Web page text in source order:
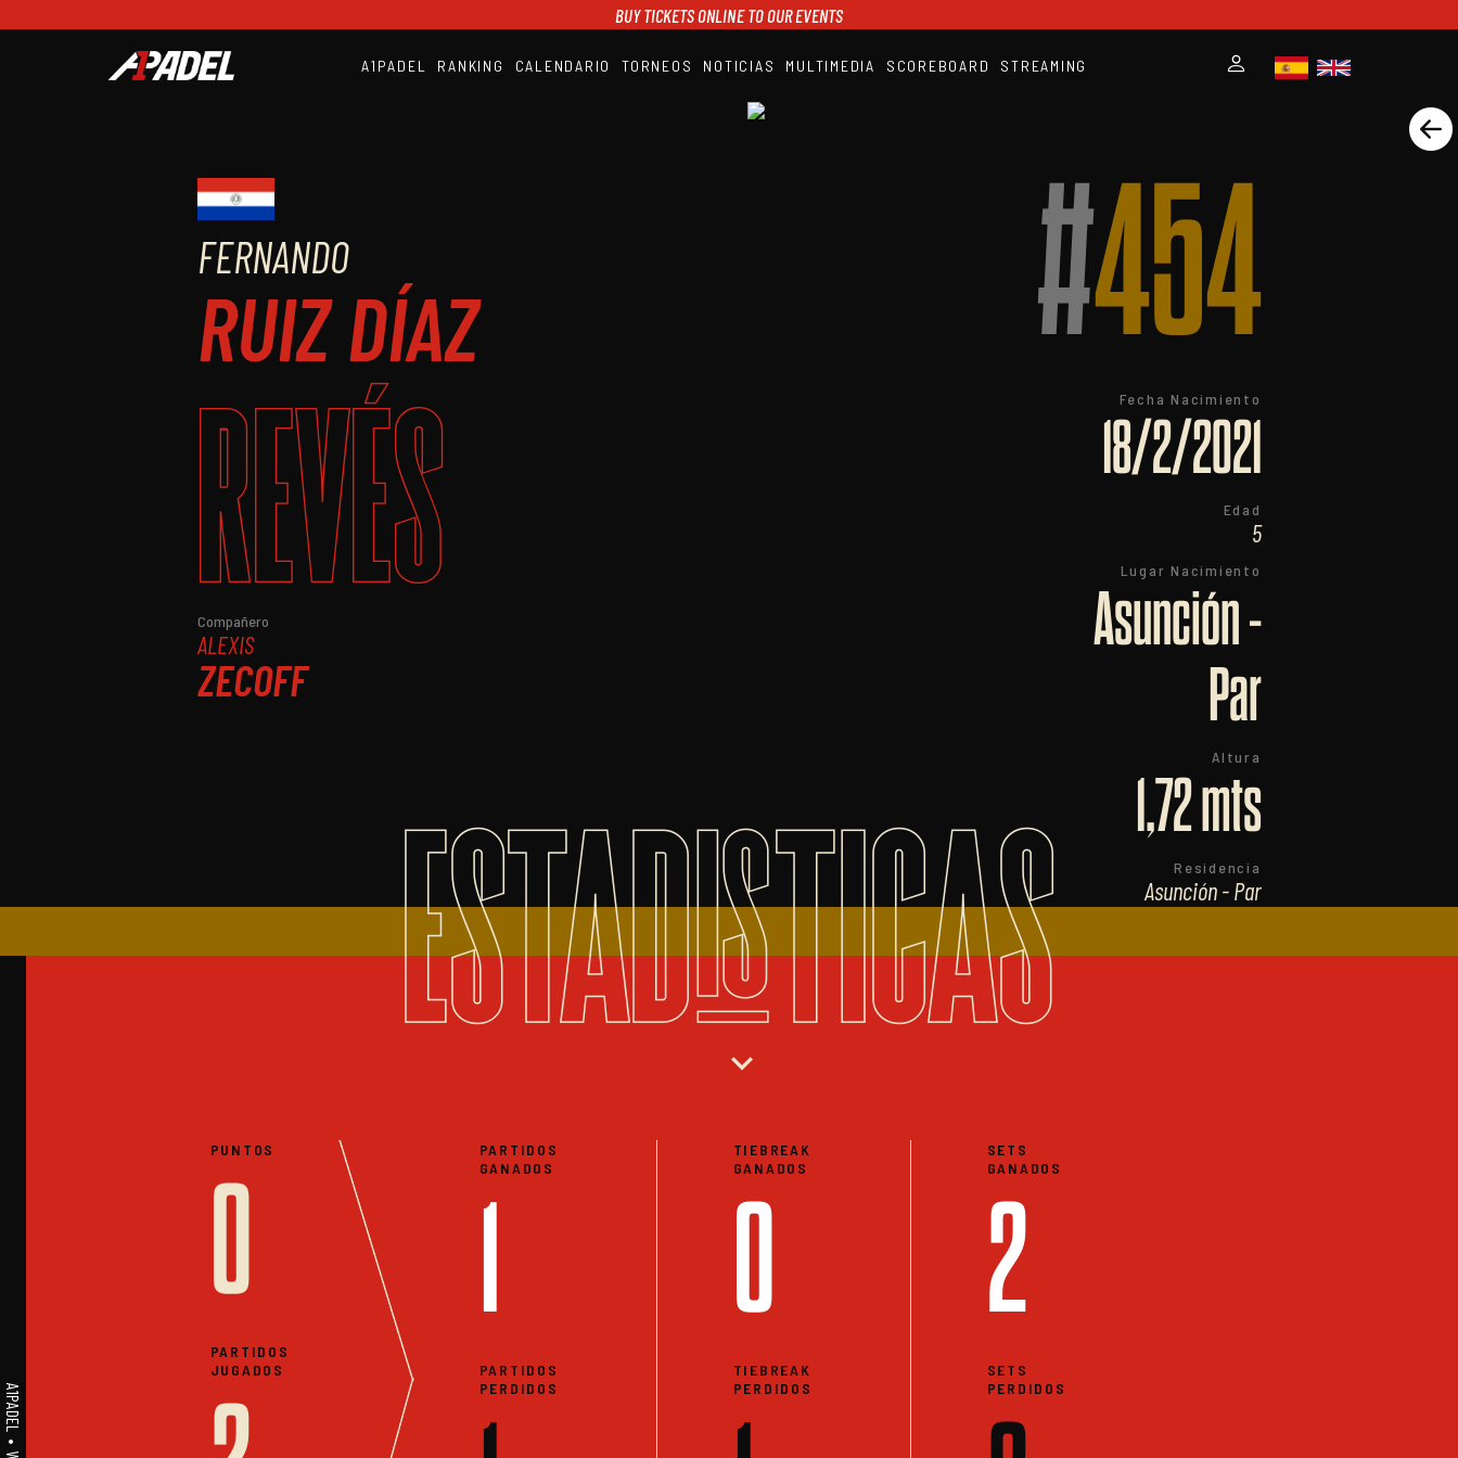
BUY TICKETS ONLINE TO OUR EVENTS
A1PADEL RANKING CALENDARIO TORNEOS NOTICIAS MULTIMEDIA SCOREBOARD STREAMING
A1PADEL
FERNANDO
RUIZ DÍAZ
REVÉS
Compañero
ALEXIS
ZECOFF
#454
Fecha Nacimiento
18/2/2021
Edad
5
Lugar Nacimiento
Asunción -
Par
Altura
1,72 mts
Residencia
Asunción - Par
ESTADISTICAS
expand_more
PUNTOS
0
PARTIDOS
JUGADOS
PARTIDOS
GANADOS
1
PARTIDOS
PERDIDOS
TIEBREAK
GANADOS
0
TIEBREAK
PERDIDOS
SETS
GANADOS
2
SETS
PERDIDOS